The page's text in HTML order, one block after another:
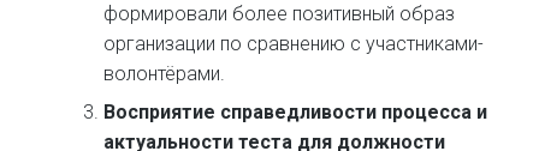
формировали более позитивный образ
организации по сравнению с участниками-
волонтёрами.
Восприятие справедливости процесса и
актуальности теста для должности